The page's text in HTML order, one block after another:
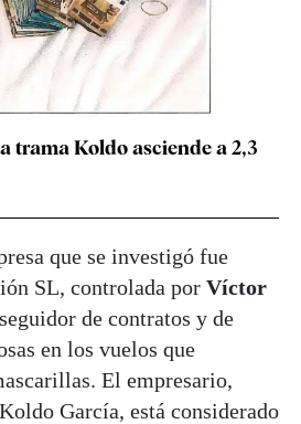
trama Koldo asciende a 2,3
que se investigó fue
SL, controlada por Víctor
de contratos y de
en los vuelos que
El empresario,
García, está considerado